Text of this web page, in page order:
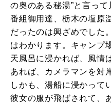
の奥のある秘湯”と言っ
番組御用達、栃木の塩原
だったのは興ざめでした
はわかります。キャンプ
天風呂に浸かれば、風情
あれば、カメラマンを対
しかも、湯船に浸かって
彼女の服が飛ばされて、